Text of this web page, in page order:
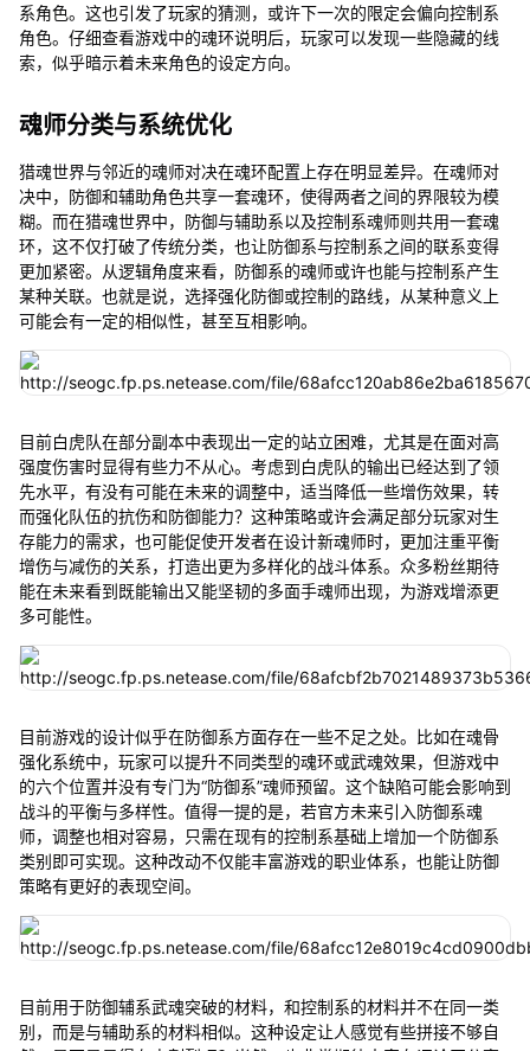
系角色。这也引发了玩家的猜测，或许下一次的限定会偏向控制系
角色。仔细查看游戏中的魂环说明后，玩家可以发现一些隐藏的线
索，似乎暗示着未来角色的设定方向。
魂师分类与系统优化
猎魂世界与邻近的魂师对决在魂环配置上存在明显差异。在魂师对
决中，防御和辅助角色共享一套魂环，使得两者之间的界限较为模
糊。而在猎魂世界中，防御与辅助系以及控制系魂师则共用一套魂
环，这不仅打破了传统分类，也让防御系与控制系之间的联系变得
更加紧密。从逻辑角度来看，防御系的魂师或许也能与控制系产生
某种关联。也就是说，选择强化防御或控制的路线，从某种意义上
可能会有一定的相似性，甚至互相影响。
目前白虎队在部分副本中表现出一定的站立困难，尤其是在面对高
强度伤害时显得有些力不从心。考虑到白虎队的输出已经达到了领
先水平，有没有可能在未来的调整中，适当降低一些增伤效果，转
而强化队伍的抗伤和防御能力？这种策略或许会满足部分玩家对生
存能力的需求，也可能促使开发者在设计新魂师时，更加注重平衡
增伤与减伤的关系，打造出更为多样化的战斗体系。众多粉丝期待
能在未来看到既能输出又能坚韧的多面手魂师出现，为游戏增添更
多可能性。
目前游戏的设计似乎在防御系方面存在一些不足之处。比如在魂骨
强化系统中，玩家可以提升不同类型的魂环或武魂效果，但游戏中
的六个位置并没有专门为“防御系”魂师预留。这个缺陷可能会影响到
战斗的平衡与多样性。值得一提的是，若官方未来引入防御系魂
师，调整也相对容易，只需在现有的控制系基础上增加一个防御系
类别即可实现。这种改动不仅能丰富游戏的职业体系，也能让防御
策略有更好的表现空间。
目前用于防御辅系武魂突破的材料，和控制系的材料并不在同一类
别，而是与辅助系的材料相似。这种设定让人感觉有些拼接不够自